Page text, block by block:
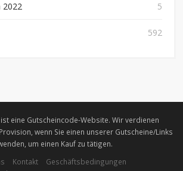
2022 5
592
eine Gutscheincode-Website. Wir verdienen
wenn Sie einen unserer Gutscheine/Links
um einen Kauf zu tätigen.
Kontakt
Geschäftsbedingungen